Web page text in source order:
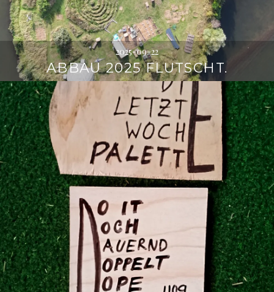
2025-09-22
ABBAU 2025 FLUTSCHT.